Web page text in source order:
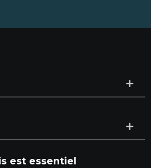
est essentiel